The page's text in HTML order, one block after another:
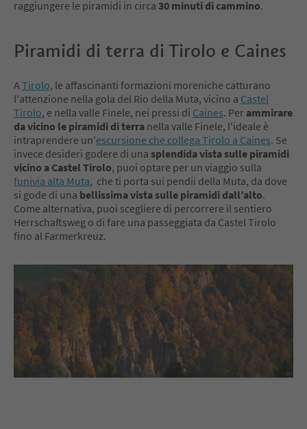
raggiungere le piramidi in circa 30 minuti di cammino.
Piramidi di terra di Tirolo e Caines
A Tirolo, le affascinanti formazioni moreniche catturano
l'attenzione nella gola del Rio della Muta, vicino a Castel
Tirolo, e nella valle Finele, nei pressi di Caines. Per ammirare
da vicino le piramidi di terra nella valle Finele, l'ideale è
intraprendere un'escursione che collega Tirolo a Caines. Se
invece desideri godere di una splendida vista sulle piramidi
vicino a Castel Tirolo, puoi optare per un viaggio sulla
funivia alta Muta, che ti porta sui pendii della Muta, da dove
si gode di una bellissima vista sulle piramidi dall’alto.
Come alternativa, puoi scegliere di percorrere il sentiero
Herrschaftsweg o di fare una passeggiata da Castel Tirolo
fino al Farmerkreuz.